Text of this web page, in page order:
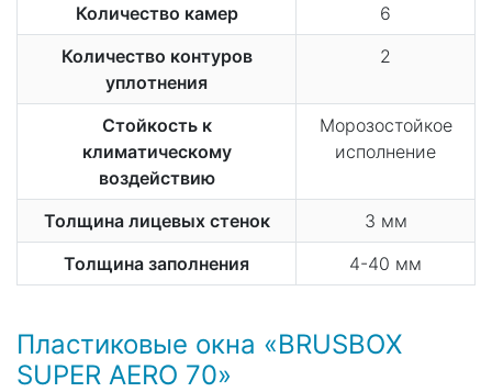
Количество камер
6
Количество контуров
уплотнения
2
Стойкость к
климатическому
воздействию
Морозостойкое
исполнение
Толщина лицевых стенок
3 мм
Толщина заполнения
4-40 мм
Пластиковые окна «BRUSBOX
SUPER AERO 70»